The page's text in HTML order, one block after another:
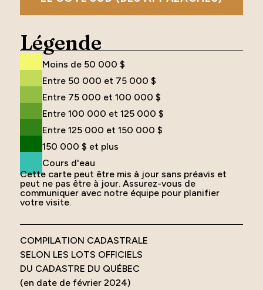
Légende
Moins de 50 000 $
Entre 50 000 et 75 000 $
Entre 75 000 et 100 000 $
Entre 100 000 et 125 000 $
Entre 125 000 et 150 000 $
150 000 $ et plus
Cours d'eau
Cette carte peut être mis à jour sans préavis et
peut ne pas être à jour. Assurez-vous de
communiquer avec notre équipe pour planifier
votre visite.
COMPILATION CADASTRALE
SELON LES LOTS OFFICIELS
DU CADASTRE DU QUÉBEC
(en date de février 2024)